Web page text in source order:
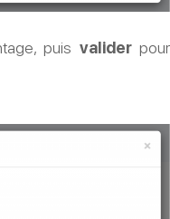
puis validerpour